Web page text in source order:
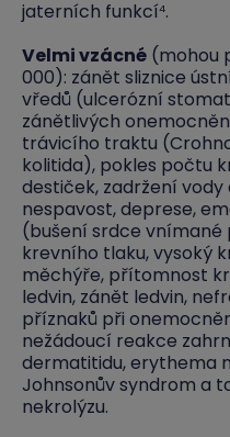
jaterních funkcí4.
Velmi vzácné (mohou
000): zánět sliznice
vředů (ulcerózní
zánětlivých
trávicího traktu
kolitida), pokles počtu
destiček, zadržení
nespavost, deprese,
(bušení srdce
krevního tlaku, vysoký
měchýře, přítomnost
ledvin, zánět ledvin,
příznaků při
nežádoucí reakce
dermatitidu, erythema
Johnsonův syndrom a
nekrolýzu.